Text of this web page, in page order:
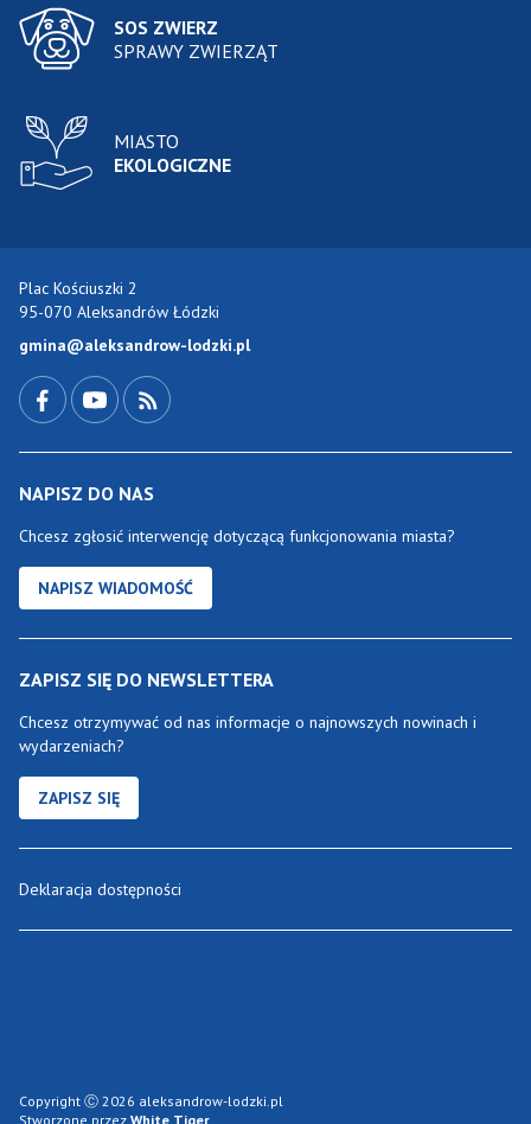
SOS ZWIERZ
SPRAWY ZWIERZĄT
MIASTO
EKOLOGICZNE
Plac Kościuszki 2
95-070 Aleksandrów Łódzki
gmina@aleksandrow-lodzki.pl
NAPISZ DO NAS
Chcesz zgłosić interwencję dotyczącą funkcjonowania miasta?
NAPISZ WIADOMOŚĆ
ZAPISZ SIĘ DO NEWSLETTERA
Chcesz otrzymywać od nas informacje o najnowszych nowinach i
wydarzeniach?
ZAPISZ SIĘ
Deklaracja dostępności
Copyright Ⓒ 2026 aleksandrow-lodzki.pl
Stworzone przez White Tiger